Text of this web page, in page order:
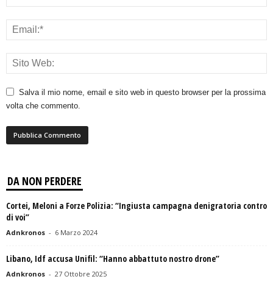
Salva il mio nome, email e sito web in questo browser per la prossima
volta che commento.
DA NON PERDERE
Cortei, Meloni a Forze Polizia: “Ingiusta campagna denigratoria contro
di voi”
Adnkronos - 6 Marzo 2024
Libano, Idf accusa Unifil: “Hanno abbattuto nostro drone”
Adnkronos - 27 Ottobre 2025